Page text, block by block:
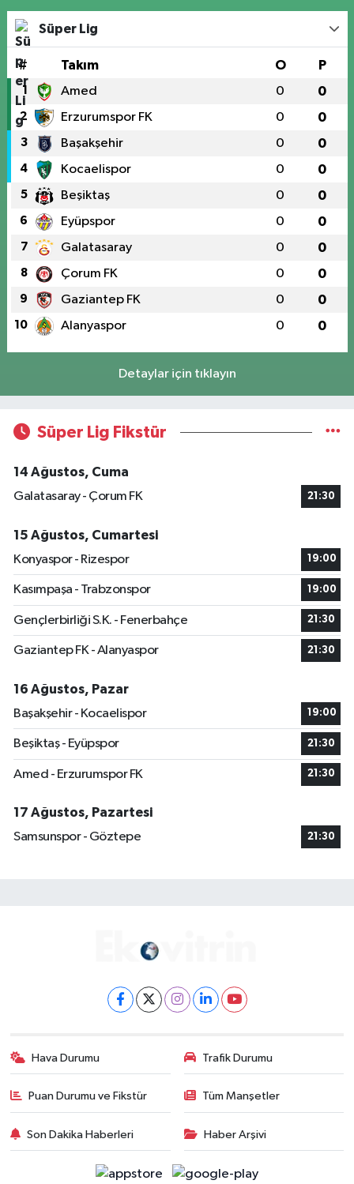
Süper Lig
# Takım O P
1 Amed 0 0
2 Erzurumspor FK 0 0
3 Başakşehir 0 0
4 Kocaelispor 0 0
5 Beşiktaş 0 0
6 Eyüpspor 0 0
7 Galatasaray 0 0
8 Çorum FK 0 0
9 Gaziantep FK 0 0
10 Alanyaspor 0 0
Detaylar için tıklayın
Süper Lig Fikstür
14 Ağustos, Cuma
Galatasaray - Çorum FK
21:30
15 Ağustos, Cumartesi
Konyaspor - Rizespor
19:00
Kasımpaşa - Trabzonspor 19:00
Gençlerbirliği S.K. - Fenerbahçe 21:30
Gaziantep FK - Alanyaspor 21:30
16 Ağustos, Pazar
Başakşehir - Kocaelispor
19:00
Beşiktaş - Eyüpspor 21:30
Amed - Erzurumspor FK 21:30
17 Ağustos, Pazartesi
Samsunspor - Göztepe
21:30
Hava Durumu Trafik Durumu
Puan Durumu ve Fikstür Tüm Manşetler
Son Dakika Haberleri Haber Arşivi